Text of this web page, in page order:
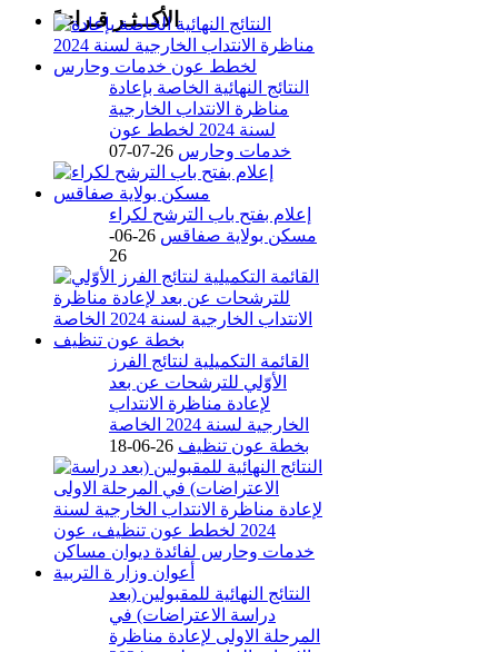
الأكــثـر قـراءةً
النتائج النهائية الخاصة بإعادة
مناظرة الانتداب الخارجية
لسنة 2024 لخطط عون
خدمات وحارس 26-07-07
إعلام بفتح باب الترشح لكراء
مسكن بولاية صفاقس
26-06-
26
القائمة التكميلية لنتائج الفرز
الأوّلي للترشحات عن بعد
لإعادة مناظرة الانتداب
الخارجية لسنة 2024 الخاصة
بخطة عون تنظيف 26-06-18
النتائج النهائية للمقبولين (بعد
دراسة الاعتراضات) في
المرحلة الاولى لإعادة مناظرة